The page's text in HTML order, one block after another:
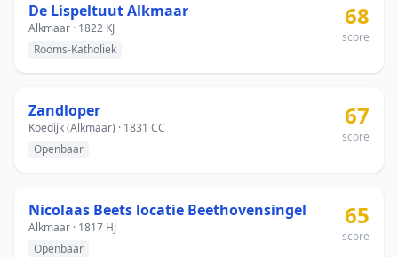
De Lispeltuut Alkmaar
Alkmaar · 1822 KJ
Rooms-Katholiek
68
score
Zandloper
Koedijk (Alkmaar) · 1831 CC
Openbaar
67
score
Nicolaas Beets locatie Beethovensingel
Alkmaar · 1817 HJ
Openbaar
65
score